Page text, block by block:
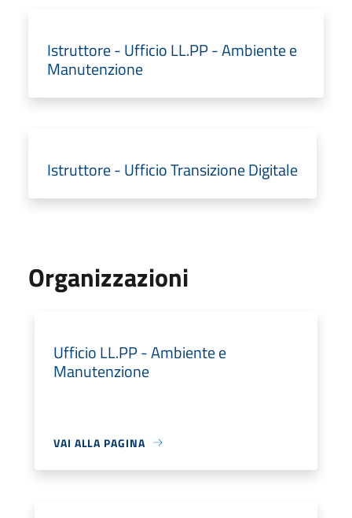
Istruttore - Ufficio LL.PP - Ambiente e
Manutenzione
Istruttore - Ufficio Transizione Digitale
Organizzazioni
Ufficio LL.PP - Ambiente e
Manutenzione
VAI ALLA PAGINA